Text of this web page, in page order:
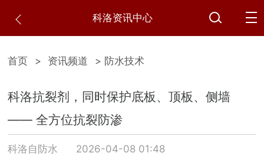
科洛资讯中心
首页 > 资讯频道 > 防水技术
科洛抗裂剂，同时保护底板、顶板、侧墙
—— 全方位抗裂防渗
科洛自防水 2026-04-08 01:48